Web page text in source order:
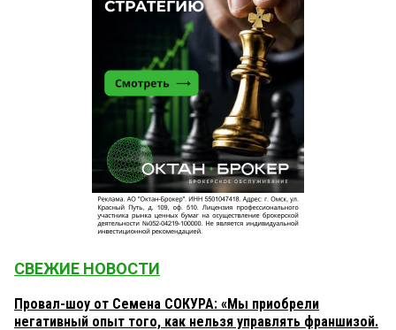
СВЕЖИЕ НОВОСТИ
Провал-шоу от Семена СОКУРА: «Мы приобрели
негативный опыт того, как нельзя управлять франшизой.